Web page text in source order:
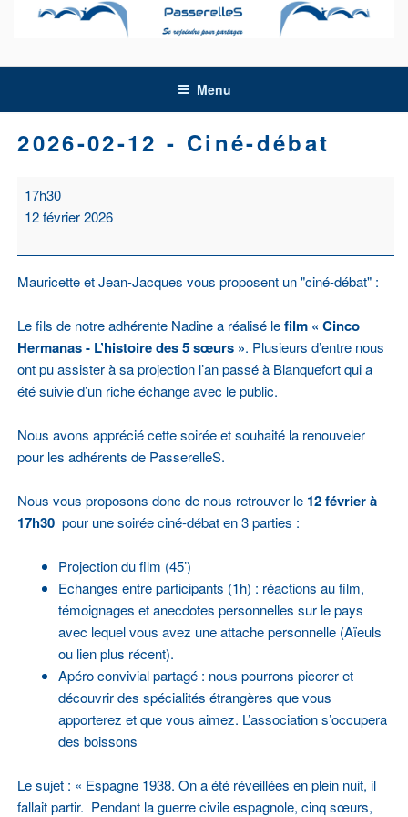
Menu
2026-02-12 - Ciné-débat
2026-
02-
-
Ciné-
17h30
12 février 2026
Mauricette et Jean-Jacques vous proposent un "ciné-débat" :
Le fils de notre adhérente Nadine a réalisé lefilm « Cinco
Hermanas - L’histoire des 5 sœurs ». Plusieurs d’entre nous
ont pu assister à sa projection l’an passé à Blanquefort qui a
été suivie d’un riche échange avec le public.
Nous avons apprécié cette soirée et souhaité la renouveler
pour les adhérents de PasserelleS.
Nous vous proposons donc de nous retrouver le 12 février à
17h30 pour une soirée ciné-débat en 3 parties :
Projection du film (45’)
Echanges entre participants (1h) : réactions au film,
témoignages et anecdotes personnelles sur le pays
avec lequel vous avez une attache personnelle (Aïeuls
ou lien plus récent).
Apéro convivial partagé : nous pourrons picorer et
découvrir des spécialités étrangères que vous
apporterez et que vous aimez. L’association s’occupera
des boissons
Le sujet : « Espagne 1938. On a été réveillées en plein nuit, il
fallait partir. Pendant la guerre civile espagnole, cinq sœurs,